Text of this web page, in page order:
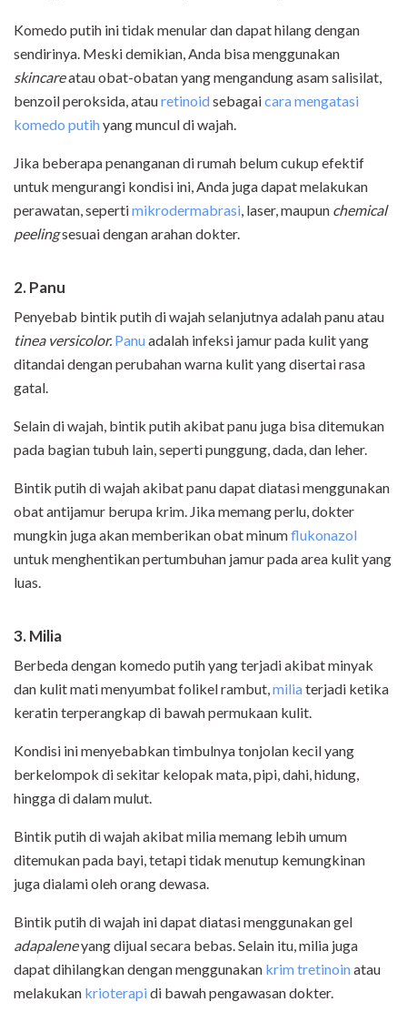
Komedo putih ini tidak menular dan dapat hilang dengan
sendirinya. Meski demikian, Anda bisa menggunakan
skincareatau obat-obatan yang mengandung asam salisilat,
benzoil peroksida, atauretinoidsebagaicara mengatasi
komedo putihyang muncul di wajah.
Jika beberapa penanganan di rumah belum cukup efektif
untuk mengurangi kondisi ini, Anda juga dapat melakukan
perawatan, sepertimikrodermabrasi, laser, maupun chemical
peelingsesuai dengan arahan dokter.
2. Panu
Penyebab bintik putih di wajah selanjutnya adalah panu atau
tinea versicolor. Panuadalah infeksi jamur pada kulit yang
ditandai dengan perubahan warna kulit yang disertai rasa
gatal.
Selain di wajah, bintik putih akibat panu juga bisa ditemukan
pada bagian tubuh lain, seperti punggung, dada, dan leher.
Bintik putih di wajah akibat panu dapat diatasi menggunakan
obat antijamur berupa krim. Jika memang perlu, dokter
mungkin juga akan memberikan obat minumflukonazol
untuk menghentikan pertumbuhan jamur pada area kulit yang
luas.
3. Milia
Berbeda dengan komedo putih yang terjadi akibat minyak
dan kulit mati menyumbat folikel rambut,miliaterjadi ketika
keratin terperangkap di bawah permukaan kulit.
Kondisi ini menyebabkan timbulnya tonjolan kecil yang
berkelompok di sekitar kelopak mata, pipi, dahi, hidung,
hingga di dalam mulut.
Bintik putih di wajah akibat milia memang lebih umum
ditemukan pada bayi, tetapi tidak menutup kemungkinan
juga dialami oleh orang dewasa.
Bintik putih di wajah ini dapat diatasi menggunakan gel
adapaleneyang dijual secara bebas. Selain itu, milia juga
dapat dihilangkan dengan menggunakan krim tretinoinatau
melakukan krioterapidi bawah pengawasan dokter.